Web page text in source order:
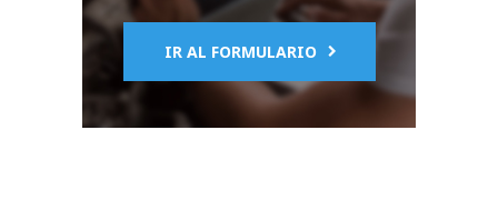
IR AL FORMULARIO